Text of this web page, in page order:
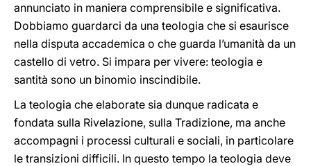
annunciato in maniera comprensibile e significativa.
Dobbiamo guardarci da una teologia che si esaurisce
nella disputa accademica o che guarda l’umanità da un
castello di vetro. Si impara per vivere: teologia e
santità sono un binomio inscindibile.
La teologia che elaborate sia dunque radicata e
fondata sulla Rivelazione, sulla Tradizione, ma anche
accompagni i processi culturali e sociali, in particolare
le transizioni difficili. In questo tempo la teologia deve